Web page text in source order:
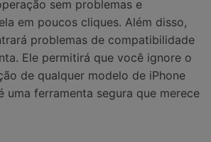
sem problemas e
em poucos cliques. Além disso,
problemas de compatibilidade
Ele permitirá que você ignore o
de qualquer modelo de iPhone
uma ferramenta segura que merece